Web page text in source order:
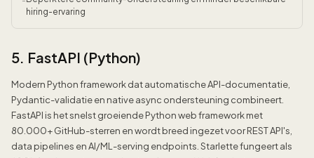
hiring-ervaring
5. FastAPI (Python)
Modern Python framework dat automatische API-documentatie,
Pydantic-validatie en native async ondersteuning combineert.
FastAPI is het snelst groeiende Python web framework met
80.000+ GitHub-sterren en wordt breed ingezet voor REST API's,
data pipelines en AI/ML-serving endpoints. Starlette fungeert als